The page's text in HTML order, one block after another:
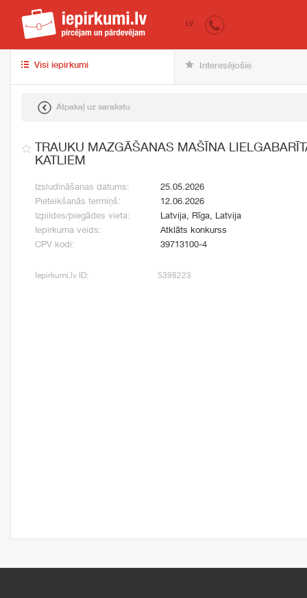
iepirkumi.lv
LV
Visi iepirkumi Interesējošie
Atpakaļ uz sarakstu
TRAUKU MAZGĀŠANAS MAŠĪNA
KATLIEM
Izsludināšanas datums:
25.05.2026
Pieteikšanās termiņš:
12.06.2026
Izpildes/piegādes vieta:
Latvija, Rīga, Latvija
Iepirkuma veids:
Atklāts konkurss
CPV kodi:
39713100-4
Iepirkumi.lv ID: 5398223